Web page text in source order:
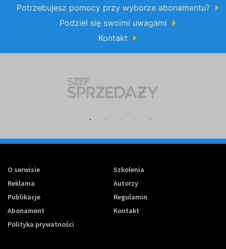
Potrzebujesz pomocy przy wyborze abonamentu?
Podziel się swoimi uwagami
Kontakt
O serwisie
Szkolenia
Reklama
Autorzy
Publikacje
Regulamin
Abonament
Kontakt
Polityka prywatności